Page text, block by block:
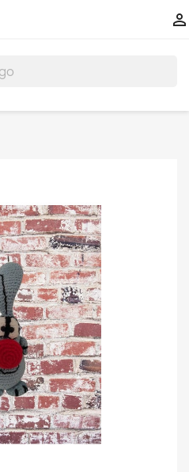
